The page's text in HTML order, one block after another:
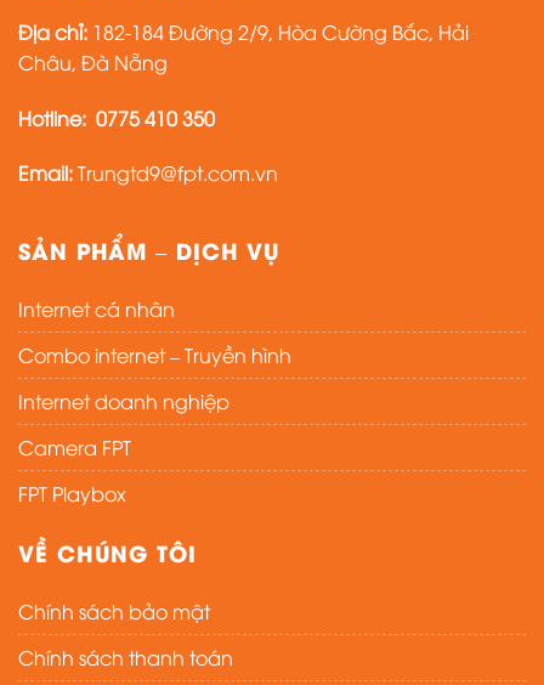
Địa chỉ: 182-184 Đường 2/9, Hòa Cường Bắc, Hải
Châu, Đà Nẵng
Hotline: 0775 410 350
Email:Trungtd9@fpt.com.vn
SẢN PHẨM – DỊCH VỤ
Internet cá nhân
Combo internet – Truyền hình
Internet doanh nghiệp
Camera FPT
FPT Playbox
VỀ CHÚNG TÔI
Chính sách bảo mật
Chính sách thanh toán